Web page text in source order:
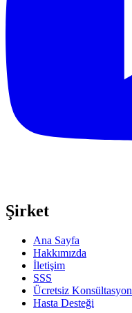
Şirket
Ana Sayfa
Hakkımızda
İletişim
SSS
Ücretsiz Konsültasyon
Hasta Desteği